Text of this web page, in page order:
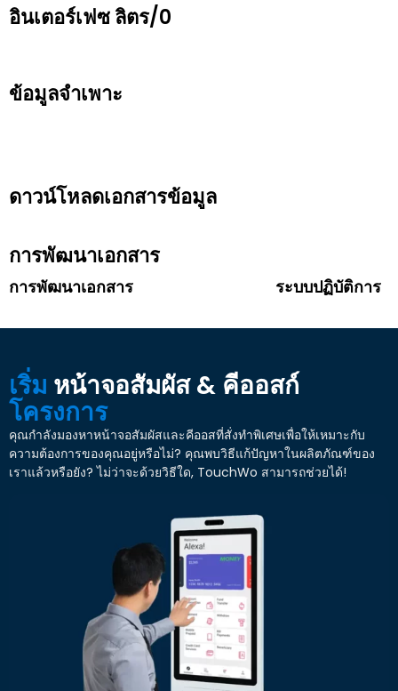
อินเตอร์เฟซ ลิตร/0
ข้อมูลจำเพาะ
ดาวน์โหลดเอกสารข้อมูล
การพัฒนาเอกสาร
การพัฒนาเอกสาร ระบบปฏิบัติการ
เริ่ม หน้าจอสัมผัส & คีออสก์
โครงการ
คุณกำลังมองหาหน้าจอสัมผัสและคีออสที่สั่งทำพิเศษเพื่อให้เหมาะกับ
ความต้องการของคุณอยู่หรือไม่? คุณพบวิธีแก้ปัญหาในผลิตภัณฑ์ของ
เราแล้วหรือยัง? ไม่ว่าจะด้วยวิธีใด, TouchWo สามารถช่วยได้!